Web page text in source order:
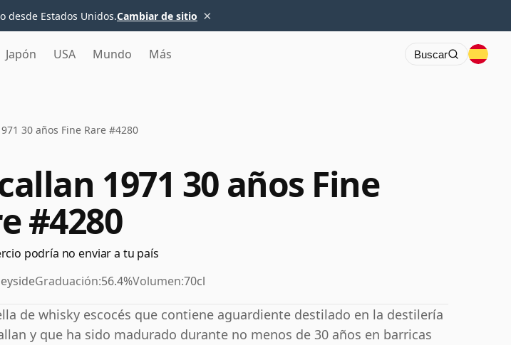
desde Estados Unidos.Cambiar de sitio ×
Japón USA Mundo Más Buscar
30 años Fine Rare #4280
1971 30 años Fine
#4280
podría no enviar a tu país
Graduación:56.4%Volumen:70cl
de whisky escocés que contiene aguardiente destilado en la destilería
y que ha sido madurado durante no menos de 30 años en barricas